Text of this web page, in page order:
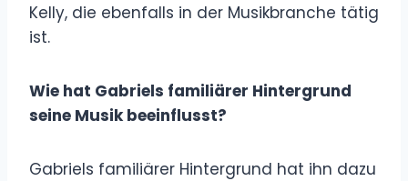
Kelly, die ebenfalls in der Musikbranche tätig
ist.
Wie hat Gabriels familiärer Hintergrund
seine Musik beeinflusst?
Gabriels familiärer Hintergrund hat ihn dazu